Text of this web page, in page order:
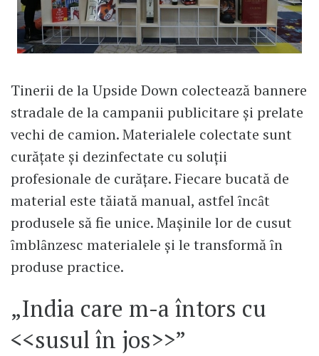
Tinerii de la Upside Down colectează bannere
stradale de la campanii publicitare și prelate
vechi de camion. Materialele colectate sunt
curățate și dezinfectate cu soluții
profesionale de curățare. Fiecare bucată de
material este tăiată manual, astfel ȋncȃt
produsele să fie unice. Mașinile lor de cusut
ȋmblȃnzesc materialele și le transformă ȋn
produse practice.
„India care m-a întors cu
<<susul în jos>>”